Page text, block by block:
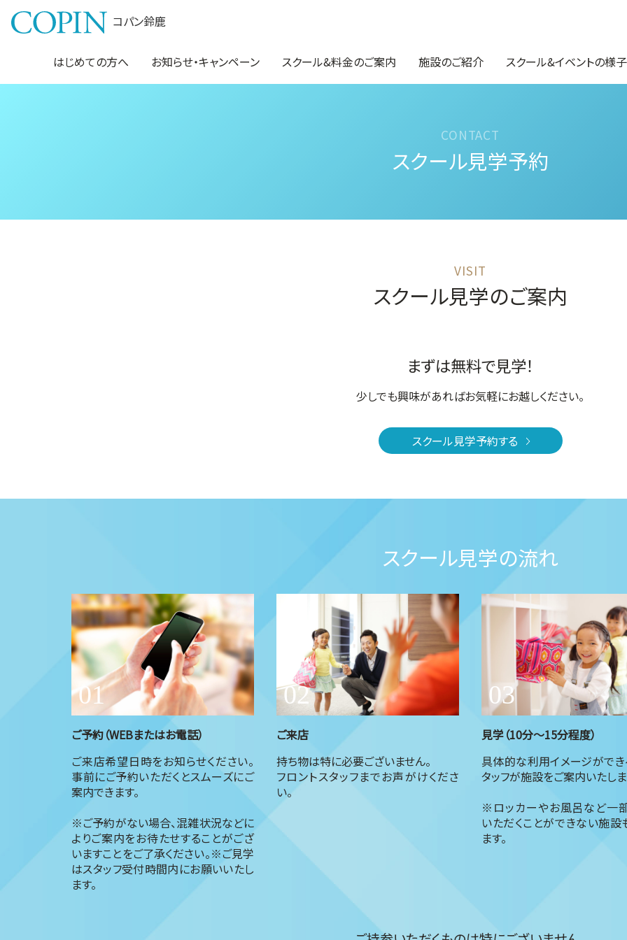
コパン鈴鹿
はじめての方へ お知らせ・キャンペーン スクール&料金のご案内 施設のご紹介 スクール&イベントの様子
スクール見学予約
スクール見学のご案内
まずは無料で見学！
少しでも興味があればお気軽にお越しください。
スクール見学予約する
スクール見学の流れ
ご予約（WEBまたはお電話）
ご来店希望日時をお知らせください。
事前にご予約いただくとスムーズにご
案内できます。
※ご予約がない場合、混雑状況などに
よりご案内をお待たせすることがござ
いますことをご了承ください。※ご見学
はスタッフ受付時間内にお願いいたし
ます。
ご来店
持ち物は特に必要ございません。
フロントスタッフまでお声がけくださ
い。
見学（10分～15分程度）
具体的な利用イメージができ
タッフが施設をご案内いたしま
※ロッカーやお風呂など一
いただくことができない施設
ます。